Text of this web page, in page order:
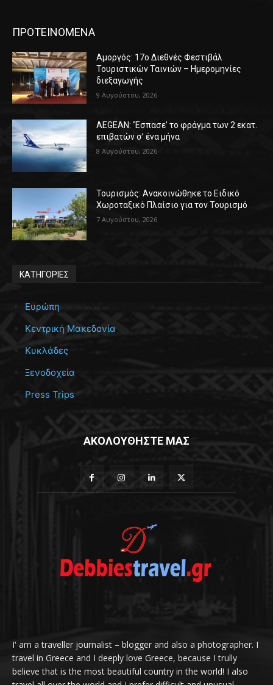
ΠΡΟΤΕΙΝΟΜΕΝΑ
Αμοργός: 17ο Διεθνές Φεστιβάλ
Τουριστικών Ταινιών – Ημερομηνίες
διεξαγωγής
9 Αυγούστου, 2026
AEGEAN: ‘Έσπασε’ το φράγμα των 2 εκατ.
επιβατών σ’ ένα μήνα
8 Αυγούστου, 2026
Τουρισμός: Ανακοινώθηκε το Ειδικό
Χωροταξικό Πλαίσιο για τον Τουρισμό
7 Αυγούστου, 2026
ΚΑΤΗΓΟΡΙΕΣ
Ευρώπη
Κεντρική Μακεδονία
Κυκλάδες
Ξενοδοχεία
Press Trips
ΑΚΟΛΟΥΘΗΣΤΕ ΜΑΣ
I' am a traveller journalist – blogger and also a photographer. I
travel in Greece and I deeply love Greece, because I trully
believe that is the most beautiful country in the world! I also